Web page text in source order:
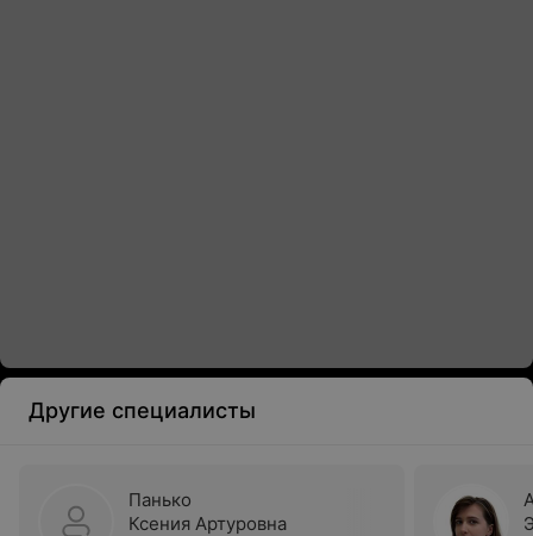
Другие специалисты
Панько
Ксения Артуровна